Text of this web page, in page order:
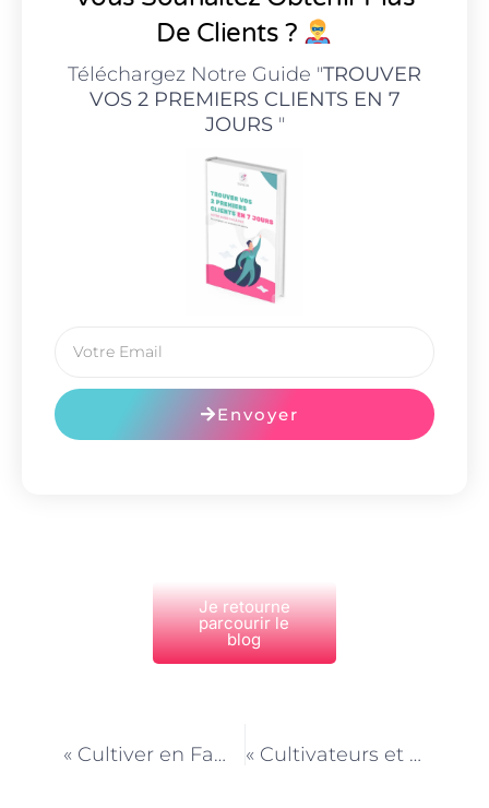
De Clients ?
Téléchargez Notre Guide "TROUVER
VOS 2 PREMIERS CLIENTS EN 7
JOURS"
Envoyer
Je retourne
parcourir le
blog
« Cultiver en Famille : L’Importance de l’Implication des Enfants dans le Jardinage » « Cultivateurs et Technologie : Utilisation d’Outils Numériques pour Optimiser la Culture »